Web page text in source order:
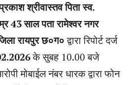
श्रीवास्तव पिता स्व.
43 साल पता रामेश्वर नगर
रायपुर छ०ग०द्वारा रिपोर्ट दर्ज
के सुबह 10.00 बजे
मोबाईल नंबर धारक द्वारा फोन